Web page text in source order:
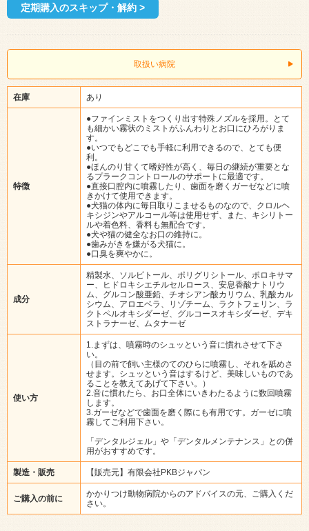
定期購入のスキップ・解約 >
取扱い病院
在庫 あり
特徴
●ファインミストをつくり出す特殊ノズルを採用。とて
も細かい霧状のミストがふんわりとお口にひろがりま
す。
●いつでもどこでも手軽に利用できるので、とても便
利。
●ほんのり甘くて嗜好性が高く、毎日の継続が重要とな
るプラークコントロールのサポートに最適です。
●直接口腔内に噴霧したり、歯面を磨くガーゼなどに噴
きかけて使用できます。
●犬猫の体内に毎日取りこませるものなので、クロルヘ
キシジンやアルコール等は使用せず、また、キシリトー
ルや着色料、香料も無配合です。
●犬や猫の健全なお口の維持に。
●歯みがきを嫌がる犬猫に。
●口臭を爽やかに。
成分
精製水、ソルビトール、ポリグリシトール、ポロキサマ
ー、ヒドロキシエチルセルロース、安息香酸ナトリウ
ム、グルコン酸亜鉛、チオシアン酸カリウム、乳酸カル
シウム、アロエベラ、リゾチーム、ラクトフェリン、ラ
クトペルオキシダーゼ、グルコースオキシダーゼ、デキ
ストラナーゼ、ムタナーゼ
使い方
1.まずは、噴霧時のシュッという音に慣れさせて下さ
い。
（目の前で飼い主様のてのひらに噴霧し、それを舐めさ
せます。シュッという音はするけど、美味しいものであ
ることを教えてあげて下さい。）
2.音に慣れたら、お口全体にいきわたるように数回噴霧
します。
3.ガーゼなどで歯面を磨く際にも有用です。ガーゼに噴
霧してご利用下さい。
「デンタルジェル」や「デンタルメンテナンス」との併
用がおすすめです。
製造・販売 【販売元】有限会社PKBジャパン
ご購入の前に
かかりつけ動物病院からのアドバイスの元、ご購入くだ
さい。